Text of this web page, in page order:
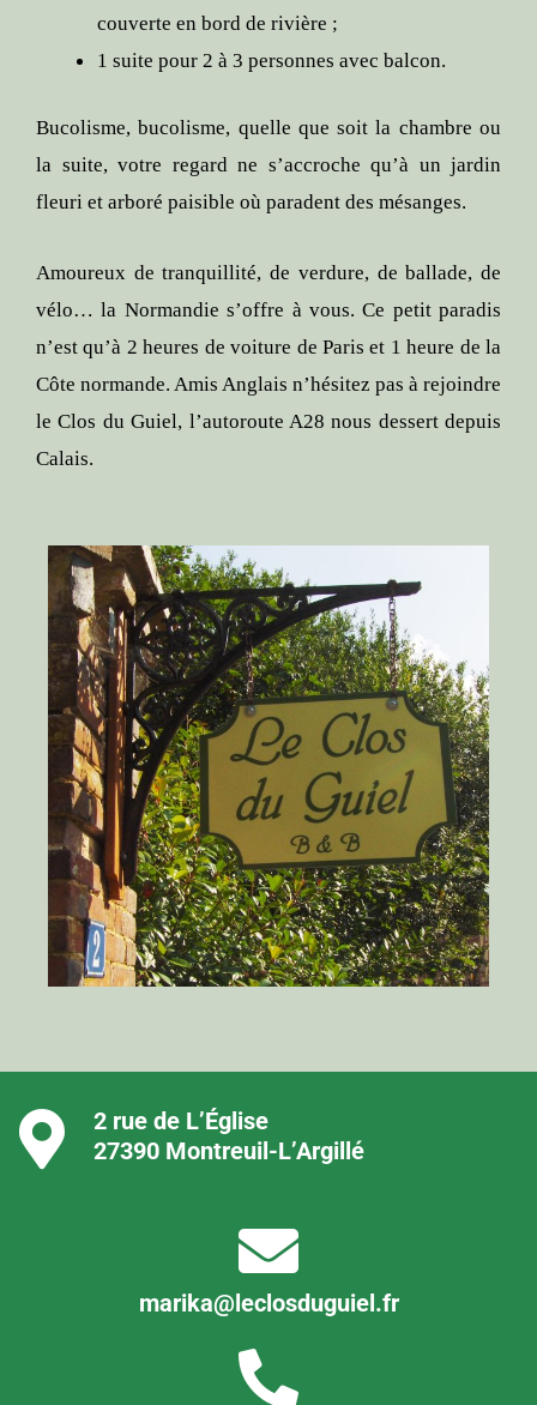
couverte en bord de rivière ;
1 suite pour 2 à 3 personnes avec balcon.
Bucolisme, bucolisme, quelle que soit la chambre ou
la suite, votre regard ne s’accroche qu’à un jardin
fleuri et arboré paisible où paradent des mésanges.
Amoureux de tranquillité, de verdure, de ballade, de
vélo… la Normandie s’offre à vous. Ce petit paradis
n’est qu’à 2 heures de voiture de Paris et 1 heure de la
Côte normande. Amis Anglais n’hésitez pas à rejoindre
le Clos du Guiel, l’autoroute A28 nous dessert depuis
Calais.
2 rue de L’Église
27390 Montreuil-L’Argillé
marika@leclosduguiel.fr